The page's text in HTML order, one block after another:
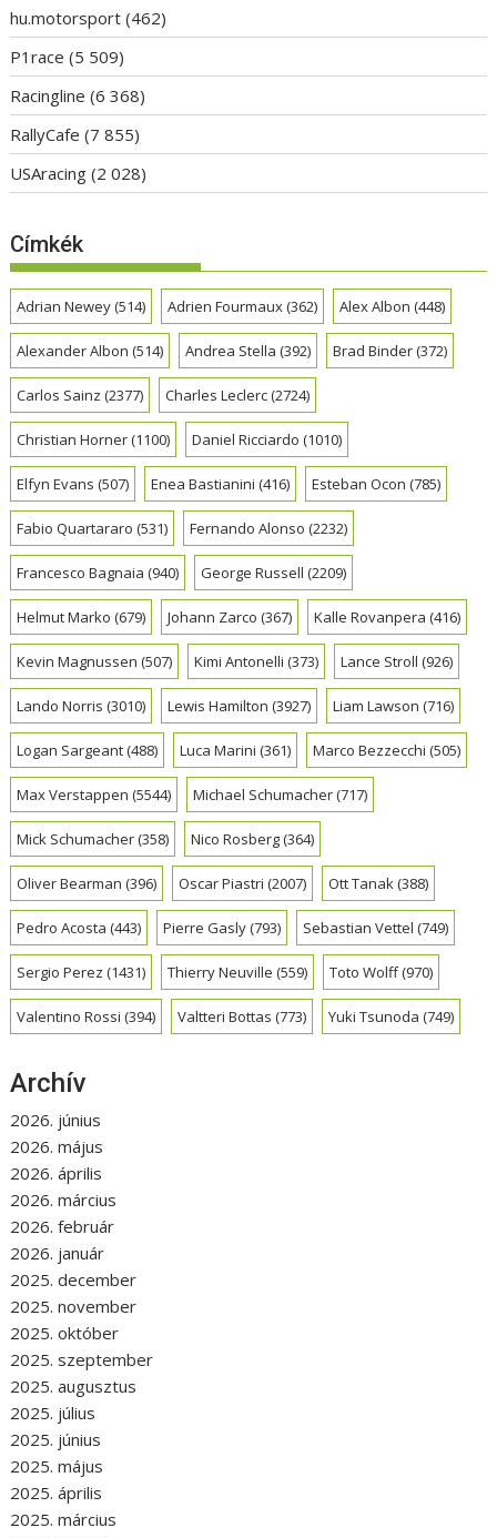
hu.motorsport (462)
P1race (5 509)
Racingline (6 368)
RallyCafe (7 855)
USAracing (2 028)
Címkék
Adrian Newey(514) Adrien Fourmaux(362) Alex Albon (448)
Alexander Albon (514) Andrea Stella (392) Brad Binder(372)
Carlos Sainz (2377) Charles Leclerc(2724)
Christian Horner(1100) Daniel Ricciardo (1010)
Elfyn Evans (507) Enea Bastianini (416) Esteban Ocon (785)
Fabio Quartararo (531) Fernando Alonso (2232)
Francesco Bagnaia (940) George Russell (2209)
Helmut Marko (679) Johann Zarco (367) Kalle Rovanpera (416)
Kevin Magnussen (507) Kimi Antonelli (373) Lance Stroll (926)
Lando Norris (3010) Lewis Hamilton (3927) Liam Lawson (716)
Logan Sargeant(488) Luca Marini (361) Marco Bezzecchi (505)
Max Verstappen (5544) Michael Schumacher(717)
Mick Schumacher(358) Nico Rosberg(364)
Oliver Bearman (396) Oscar Piastri (2007) Ott Tanak(388)
Pedro Acosta (443) Pierre Gasly(793) Sebastian Vettel (749)
Sergio Perez (1431) Thierry Neuville (559) Toto Wolff(970)
Valentino Rossi (394) Valtteri Bottas (773) Yuki Tsunoda (749)
Archív
2026. június
2026. május
2026. április
2026. március
2026. február
2026. január
2025. december
2025. november
2025. október
2025. szeptember
2025. augusztus
2025. július
2025. június
2025. május
2025. április
2025. március